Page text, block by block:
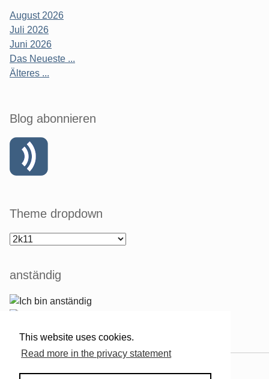
This website uses cookies.
Read more in the privacy statement
August 2026
Juli 2026
Juni 2026
Das Neueste ...
Älteres ...
Blog abonnieren
Theme dropdown
anständig